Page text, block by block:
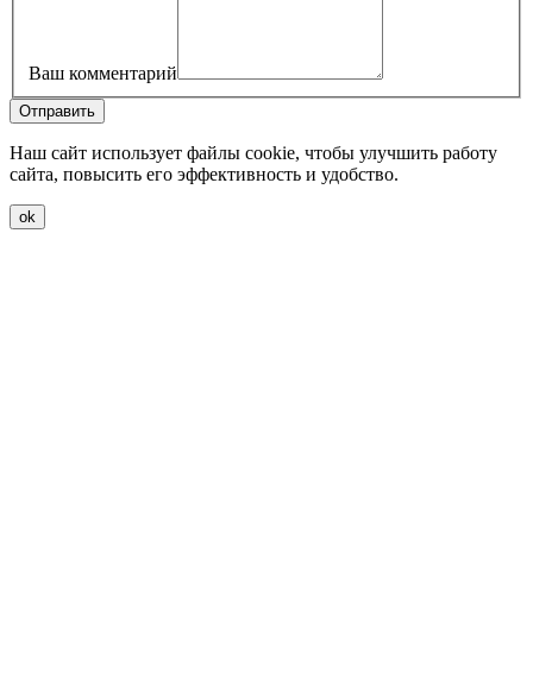
Ваш комментарий
Отправить
Наш сайт использует файлы cookie, чтобы улучшить работу
сайта, повысить его эффективность и удобство.
ok